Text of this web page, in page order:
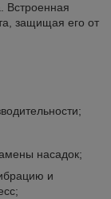
Встроенная
защищая его от
насадок;
и